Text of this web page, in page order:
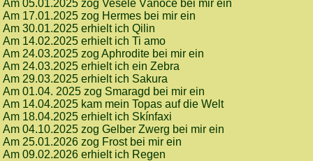
Am 05.01.2025 zog Veselé Vánoce bei mir ein
Am 17.01.2025 zog Hermes bei mir ein
Am 30.01.2025 erhielt ich Qilin
Am 14.02.2025 erhielt ich Ti amo
Am 24.03.2025 zog Aphrodite bei mir ein
Am 24.03.2025 erhielt ich ein Zebra
Am 29.03.2025 erhielt ich Sakura
Am 01.04. 2025 zog Smaragd bei mir ein
Am 14.04.2025 kam mein Topas auf die Welt
Am 18.04.2025 erhielt ich Skínfaxi
Am 04.10.2025 zog Gelber Zwerg bei mir ein
Am 25.01.2026 zog Frost bei mir ein
Am 09.02.2026 erhielt ich Regen